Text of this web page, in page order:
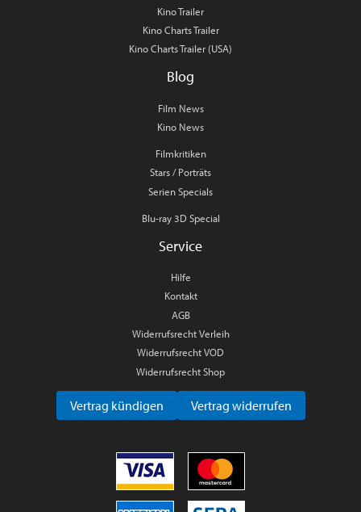
Kino Trailer
Kino Charts Trailer
Kino Charts Trailer (USA)
Blog
Film News
Kino News
Filmkritiken
Stars / Porträts
Serien Specials
Blu-ray 3D Special
Service
Hilfe
Kontakt
AGB
Widerrufsrecht Verleih
Widerrufsrecht VOD
Widerrufsrecht Shop
Vertrag kündigen Vertrag widerrufen